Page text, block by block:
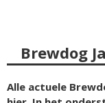
Brewdog
Alle actuele